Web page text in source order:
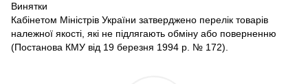
Винятки
Кабінетом Міністрів України затверджено перелік товарів
належної якості, які не підлягають обміну або поверненню
(Постанова КМУ від 19 березня 1994 р. № 172).